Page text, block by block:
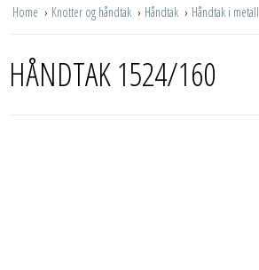
Home
Knotter og håndtak Håndtak Håndtak i metall
HÅNDTAK 1524/160